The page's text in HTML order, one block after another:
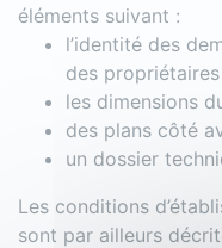
éléments suivant :
l’identité des
des
les dimensions
des plans côté
un dossier
Les conditions
sont par ailleurs